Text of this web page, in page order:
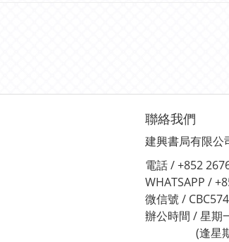
聯絡我們
建興書局有限公
電話 / +852
WHATSAPP /
微信號 /
辦公時間 / 星期
(逢星期日